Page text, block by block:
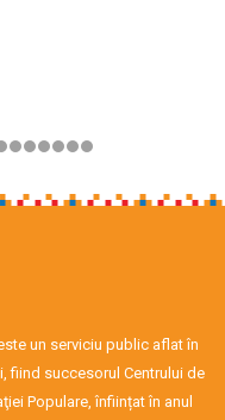
un serviciu public aflat în
fiind succesorul Centrului de
Populare, înființat în anul